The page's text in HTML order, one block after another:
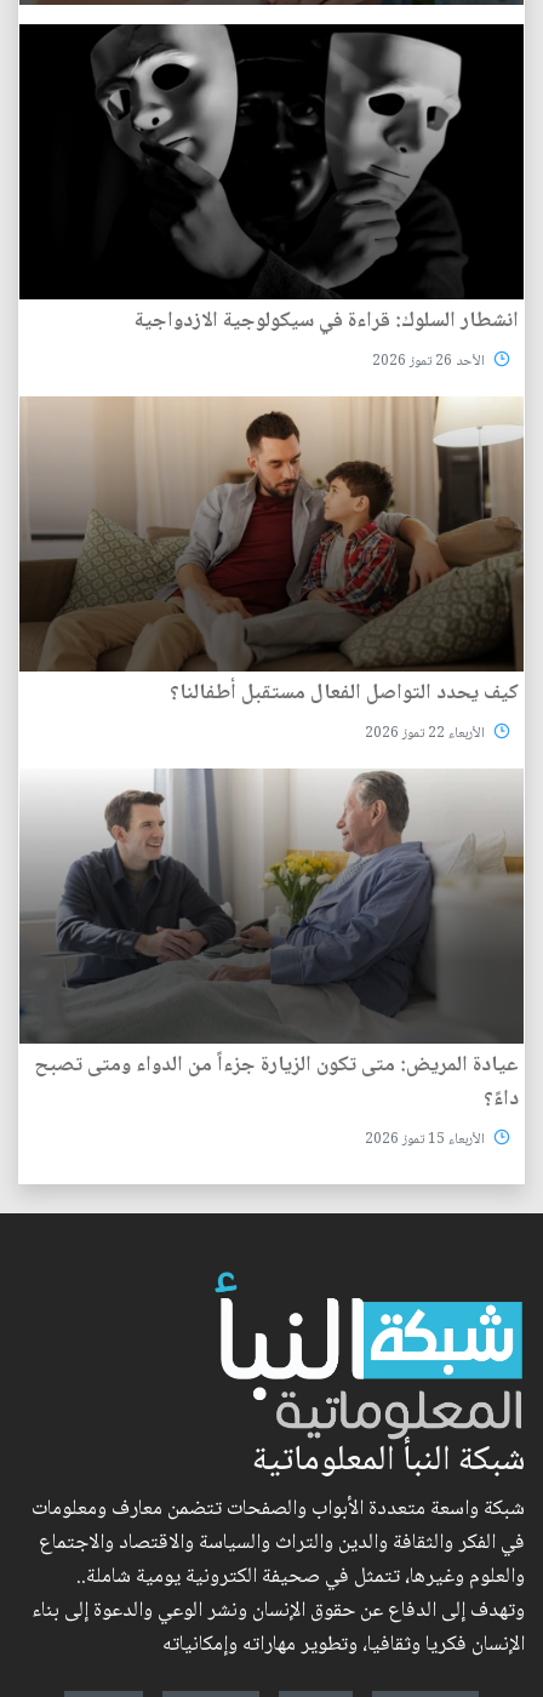
انشطار السلوك: قراءة في سيكولوجية الازدواجية
الأحد 26 تموز 2026
كيف يحدد التواصل الفعال مستقبل أطفالنا؟
الأربعاء 22 تموز 2026
عيادة المريض: متى تكون الزيارة جزءاً من الدواء ومتى تصبح
داءً؟
الأربعاء 15 تموز 2026
شبكة النبأ المعلوماتية
شبكة واسعة متعددة الأبواب والصفحات تتضمن معارف ومعلومات
في الفكر والثقافة والدين والتراث والسياسة والاقتصاد والاجتماع
والعلوم وغيرها، تتمثل في صحيفة الكترونية يومية شاملة..
وتهدف إلى الدفاع عن حقوق الإنسان ونشر الوعي والدعوة إلى بناء
الإنسان فكريا وثقافيا، وتطوير مهاراته وإمكانياته